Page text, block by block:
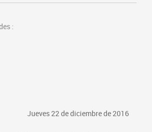
:
Jueves 22 de diciembre de 2016